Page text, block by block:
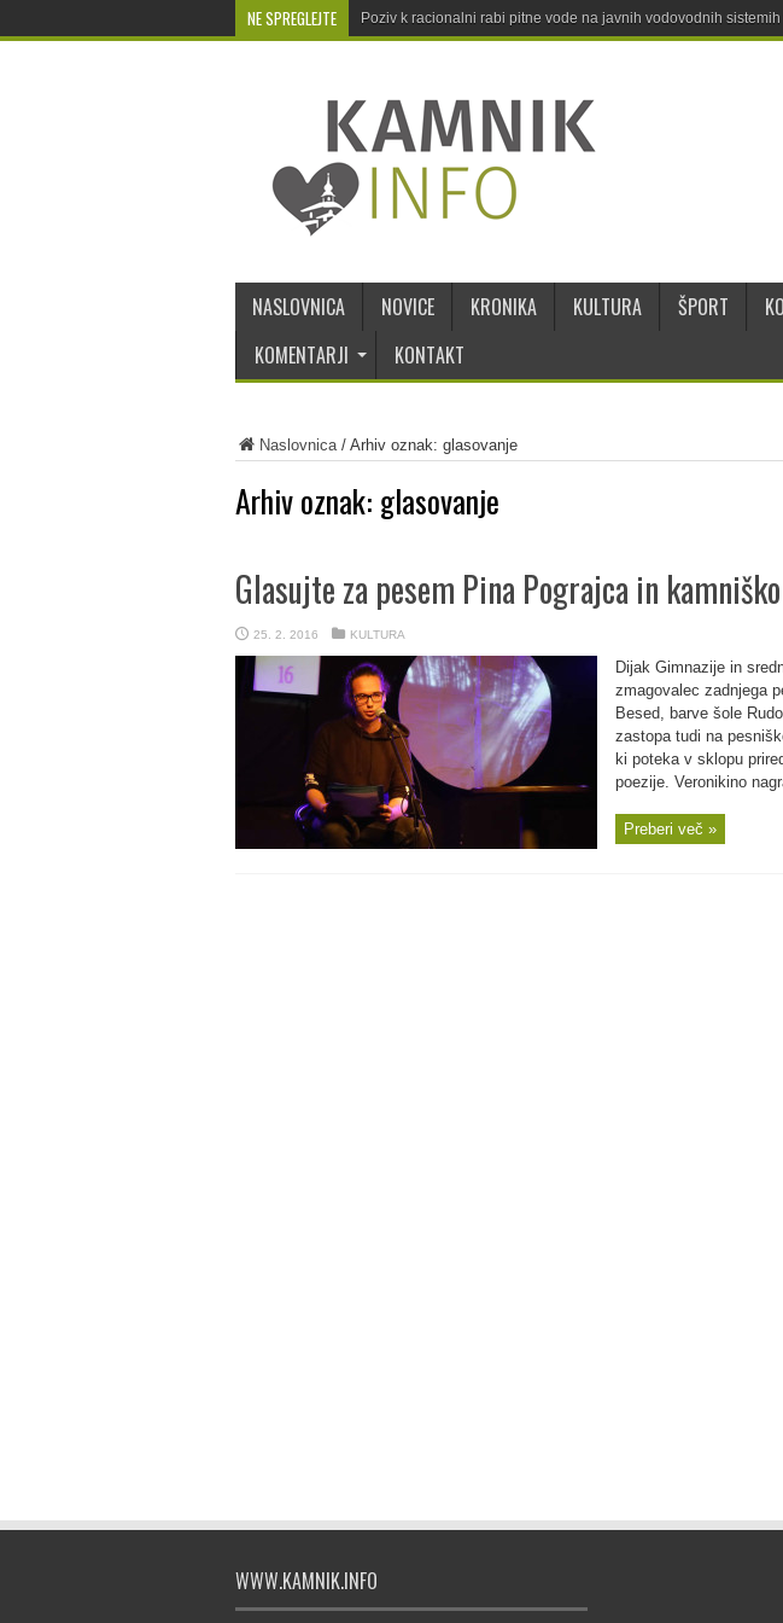
NE SPREGLEJTE Poziv k racionalni rabi pitne vode na javnih vodovodnih sistemih
NASLOVNICA NOVICE KRONIKA KULTURA ŠPORT
KOMENTARJI
KONTAKT
Naslovnica/ Arhiv oznak: glasovanje
Arhiv oznak: glasovanje
Glasujte za pesem Pina Pograjca in
25. 2. 2016 KULTURA
Dijak Gimnazije in
zmagovalec zadnjega
Besed, barve šole
zastopa tudi na
ki poteka v sklopu
poezije. Veronikino
Preberi več »
WWW.KAMNIK.INFO